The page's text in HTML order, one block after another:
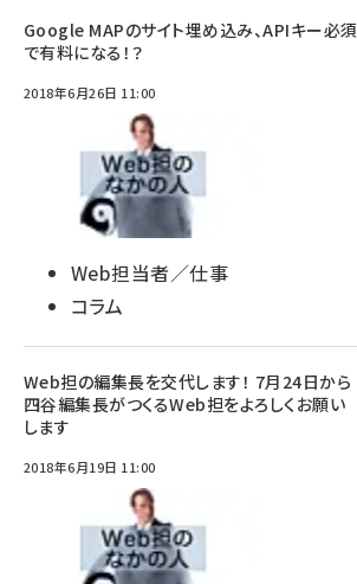
Google MAPのサイト埋め込み、APIキー必須
で有料になる！？
2018年6月26日 11:00
Web担当者／仕事
コラム
Web担の編集長を交代します！ 7月24日から
四谷編集長がつくるWeb担をよろしくお願い
します
2018年6月19日 11:00